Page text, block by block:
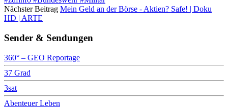
Nächster Beitrag Mein Geld an der Börse - Aktien? Safe! | Doku
HD | ARTE
Sender & Sendungen
360° – GEO Reportage
37 Grad
3sat
Abenteuer Leben